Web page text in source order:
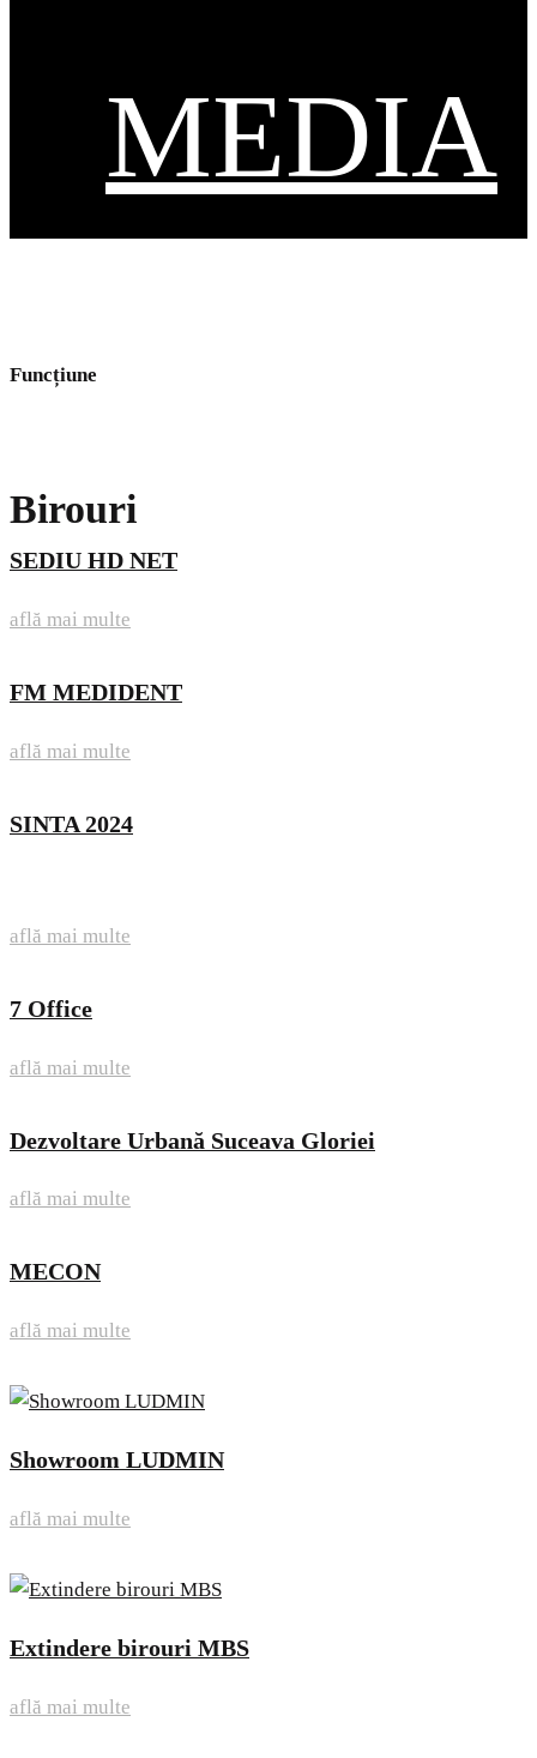
MEDIA
Funcțiune
Birouri
SEDIU HD NET
află mai multe
FM MEDIDENT
află mai multe
SINTA 2024
află mai multe
7 Office
află mai multe
Dezvoltare Urbană Suceava Gloriei
află mai multe
MECON
află mai multe
Showroom LUDMIN
află mai multe
Extindere birouri MBS
află mai multe